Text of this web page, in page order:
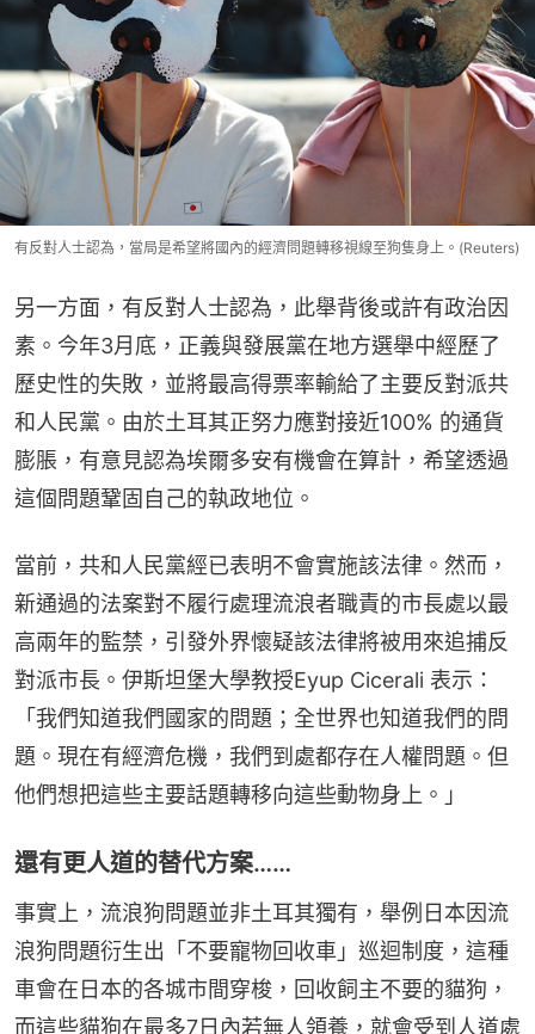
有反對人士認為，當局是希望將國內的經濟問題轉移視線至狗隻身上。(Reuters)
另一方面，有反對人士認為，此舉背後或許有政治因
素。今年3月底，正義與發展黨在地方選舉中經歷了
歷史性的失敗，並將最高得票率輸給了主要反對派共
和人民黨。由於土耳其正努力應對接近100% 的通貨
膨脹，有意見認為埃爾多安有機會在算計，希望透過
這個問題鞏固自己的執政地位。
當前，共和人民黨經已表明不會實施該法律。然而，
新通過的法案對不履行處理流浪者職責的市長處以最
高兩年的監禁，引發外界懷疑該法律將被用來追捕反
對派市長。伊斯坦堡大學教授Eyup Cicerali 表示：
「我們知道我們國家的問題；全世界也知道我們的問
題。現在有經濟危機，我們到處都存在人權問題。但
他們想把這些主要話題轉移向這些動物身上。」
還有更人道的替代方案……
事實上，流浪狗問題並非土耳其獨有，舉例日本因流
浪狗問題衍生出「不要寵物回收車」巡迴制度，這種
車會在日本的各城市間穿梭，回收飼主不要的貓狗，
而這些貓狗在最多7日內若無人領養，就會受到人道處